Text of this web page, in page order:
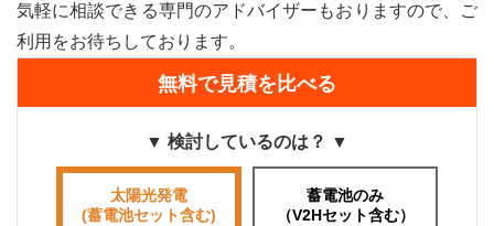
気軽に相談できる専門のアドバイザーもおりますので、ご
利用をお待ちしております。
無料で見積を比べる
▼ 検討しているのは？ ▼
太陽光発電
(蓄電池セット含む)
蓄電池のみ
（V2Hセット含む）